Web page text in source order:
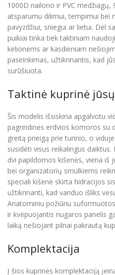
1000D nailono ir PVC medžiagų,
atsparumu dilimui, tempimui bei
pavyzdžiui, sniegui ar lietui. Dėl
puikiai tinka tiek taktiniam
kelionėms ar kasdieniam
pasirinkimas, užtikrinantis, kad
surūšiuota.
Taktinė kuprinė
Šis modelis išsiskiria apgalvotu
pagrindinės erdvios komoros su
greitą prieigą prie turinio, o
susidėti visus reikalingus
dvi papildomos kišenės, viena iš
bei organizatorių smulkiems
speciali kišenė skirta hidracijos
užtikrinanti, kad vanduo išliks
Anatominiu požiūriu
ir kvėpuojantis nugaros panelis
laiką nešiojant pilnai pakrautą
Komplektacija
Į šios kuprinės komplektaciją